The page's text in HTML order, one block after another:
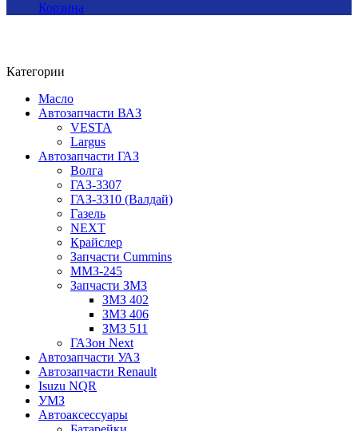
Корзина
Категории
Масло
Автозапчасти ВАЗ
VESTA
Largus
Автозапчасти ГАЗ
Волга
ГАЗ-3307
ГАЗ-3310 (Валдай)
Газель
NEXT
Крайслер
Запчасти Cummins
ММЗ-245
Запчасти ЗМЗ
ЗМЗ 402
ЗМЗ 406
ЗМЗ 511
ГАЗон Next
Автозапчасти УАЗ
Автозапчасти Renault
Isuzu NQR
УМЗ
Автоаксессуары